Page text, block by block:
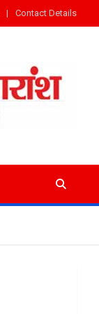
Contact Details